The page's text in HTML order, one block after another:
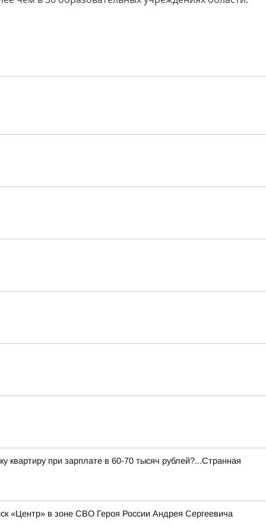
квартиру при зарплате в 60-70 тысяч рублей?...Странная
«Центр» в зоне СВО Героя России Андрея Сергеевича